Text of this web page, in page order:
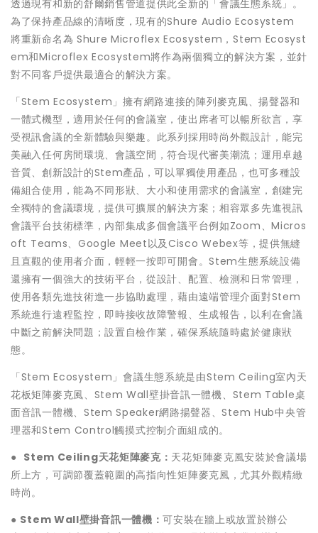
透過現有和新的舒爾銷售管道提供此全新的「會議生態系統」。
為了保持產品線的清晰度，現有的Shure Audio Ecosystem
將重新命名為 Shure Microflex Ecosystem，Stem Ecosyst
em和Microflex Ecosystem將作為兩個獨立的解決方案，並針
對不同客戶提供最適合的解決方案。
「Stem Ecosystem」擁有網路連接的陣列麥克風、揚聲器和
一體式機型，適用於任何的會議室，使出席者可以暢所欲言，享
受視訊會議的全新體驗與樂趣。此系列採用時尚外觀設計，能完
美融入任何房間環境、會議空間，符合現代審美潮流；運用卓越
音質、創新設計的Stem產品，可以單獨使用產品，也可多種設
備組合使用，能為不同形狀、大小和使用需求的會議室，創建完
全獨特的會議環境，提供可擴展的解決方案；相容眾多先進視訊
會議平台技術標準，內部集成多個會議平台例如Zoom、Micros
oft Teams、Google Meet以及Cisco Webex等，提供無縫
且直觀的使用者介面，輕輕一按即可開會。Stem生態系統設備
還擁有一個強大的技術平台，從設計、配置、檢測和日常管理，
使用各類先進技術進一步協助處理，藉由遠端管理介面對Stem
系統進行遠程監控，即時接收故障警報、生成報告，以利在會議
中斷之前解決問題；設置自檢作業，確保系統隨時處於健康狀
態。
「Stem Ecosystem」會議生態系統是由Stem Ceiling室內天
花板矩陣麥克風、Stem Wall壁掛音訊一體機、Stem Table桌
面音訊一體機、Stem Speaker網路揚聲器、Stem Hub中央管
理器和Stem Control觸摸式控制介面組成的。
● Stem Ceiling天花矩陣麥克： 天花矩陣麥克風安裝於會議場
所上方，可調節覆蓋範圍的高指向性矩陣麥克風，尤其外觀精緻
時尚。
● Stem Wall壁掛音訊一體機：可安裝在牆上或放置於辦公